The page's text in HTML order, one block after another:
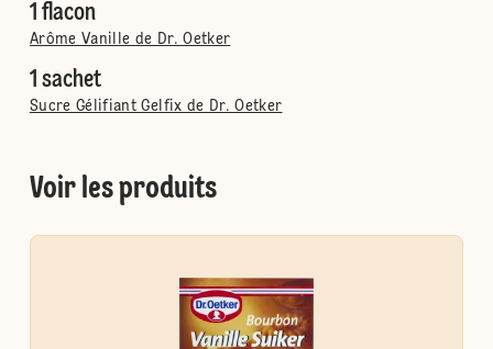
1 flacon
Arôme Vanille de Dr. Oetker
1 sachet
Sucre Gélifiant Gelfix de Dr. Oetker
Voir les produits